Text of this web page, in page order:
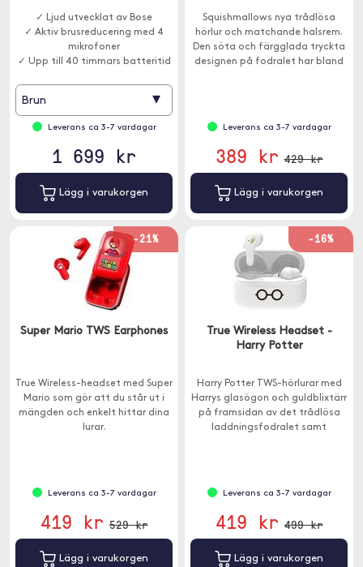
✓ Ljud utvecklat av Bose
✓ Aktiv brusreducering med 4
mikrofoner
✓ Upp till 40 timmars batteritid
Brun ▾
Leverans ca 3-7 vardagar
1 699 kr
Lägg i varukorgen
Squishmallows nya trådlösa
hörlur och matchande halsrem.
Den söta och färgglada tryckta
designen på fodralet har bland
Leverans ca 3-7 vardagar
389 kr 429 kr
Lägg i varukorgen
-21%
Super Mario TWS Earphones
True Wireless-headset med Super
Mario som gör att du står ut i
mängden och enkelt hittar dina
lurar.
Leverans ca 3-7 vardagar
419 kr 529 kr
Lägg i varukorgen
-16%
True Wireless Headset -
Harry Potter
Harry Potter TWS-hörlurar med
Harrys glasögon och guldblixtärr
på framsidan av det trådlösa
laddningsfodralet samt
Leverans ca 3-7 vardagar
419 kr 499 kr
Lägg i varukorgen